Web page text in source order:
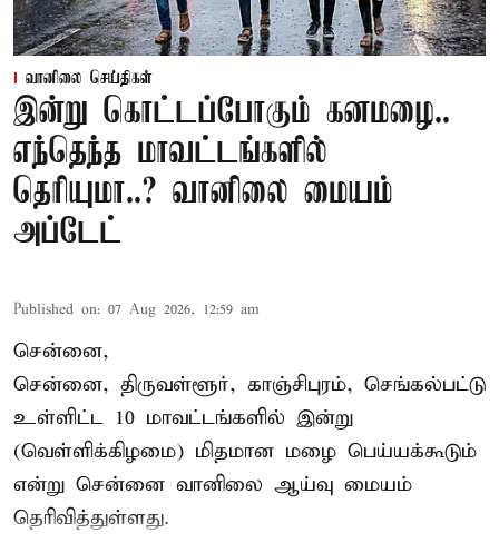
வானிலை செய்திகள்
இன்று கொட்டப்போகும் கனமழை..
எந்தெந்த மாவட்டங்களில்
தெரியுமா..? வானிலை மையம்
அப்டேட்
Published on: 07 Aug 2026, 12:59 am
சென்னை,
சென்னை, திருவள்ளூர், காஞ்சிபுரம், செங்கல்பட்டு
உள்ளிட்ட 10 மாவட்டங்களில் இன்று
(வெள்ளிக்கிழமை) மிதமான மழை பெய்யக்கூடும்
என்று சென்னை வானிலை ஆய்வு மையம்
தெரிவித்துள்ளது.